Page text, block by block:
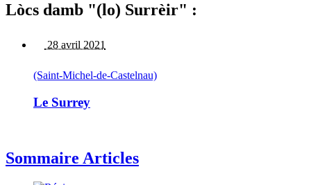
Lòcs damb "(lo) Surrèir" :
28 avril 2021
(Saint-Michel-de-Castelnau)
Le Surrey
Sommaire Articles